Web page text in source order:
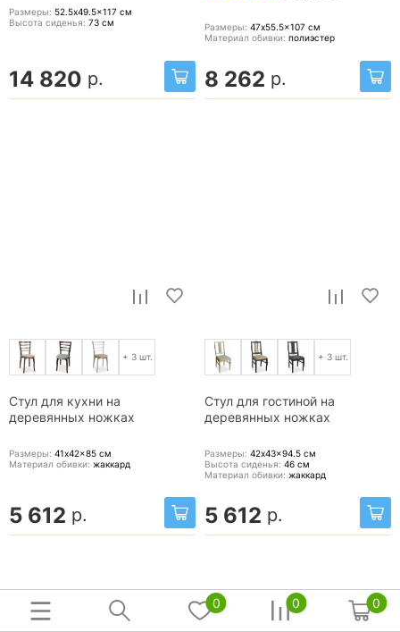
Размеры: 52.5x49.5x117 см
Высота сиденья: 73 см
14 820 р.
Размеры: 47x55.5x107 см
Материал обивки: полиэстер
8 262 р.
+ 3 шт.
Стул для кухни на
деревянных ножках
Размеры: 41x42x85 см
Материал обивки: жаккард
5 612 р.
+ 3 шт.
Стул для гостиной на
деревянных ножках
Размеры: 42x43x94.5 см
Высота сиденья: 46 см
Материал обивки: жаккард
5 612 р.
0 0 0